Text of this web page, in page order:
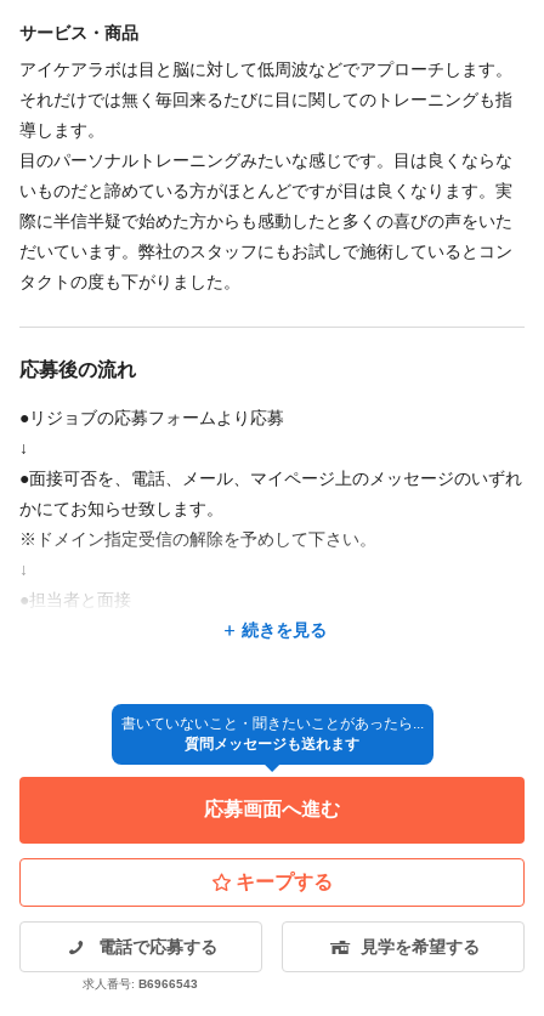
サービス・商品
アイケアラボは目と脳に対して低周波などでアプローチします。
それだけでは無く毎回来るたびに目に関してのトレーニングも指
導します。
目のパーソナルトレーニングみたいな感じです。目は良くならな
いものだと諦めている方がほとんどですが目は良くなります。実
際に半信半疑で始めた方からも感動したと多くの喜びの声をいた
だいています。弊社のスタッフにもお試しで施術しているとコン
タクトの度も下がりました。
応募後の流れ
●リジョブの応募フォームより応募
↓
●面接可否を、電話、メール、マイページ上のメッセージのいずれ
かにてお知らせ致します。
※ドメイン指定受信の解除を予めして下さい。
↓
●担当者と面接
※採用方法が変更となる場合もございますので、ご了承くださ
続きを見る
書いていないこと・聞きたいことがあったら...
質問メッセージも送れます
応募画面へ進む
キープする
電話で応募する
求人番号:B6966543
見学を希望する